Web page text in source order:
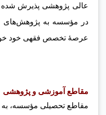
عالی پژوهشی پذیرش شده
در مؤسسه به پژوهش‌های
عرصۀ تخصص فقهی خود
مقاطع آموزشی و پژوهشی
مقاطع تحصیلی مؤسسه،